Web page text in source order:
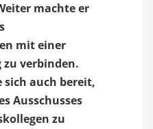
machte er
mit einer
verbinden.
sich auch bereit,
Ausschusses
zu